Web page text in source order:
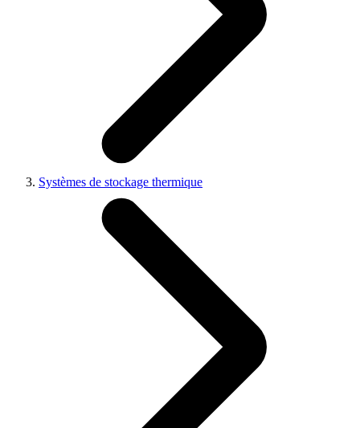
Systèmes de stockage thermique